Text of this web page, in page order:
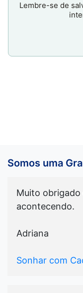
Lembre-se de
Somos uma
Muito obrigado
acontecendo.
Adriana
Sonhar com